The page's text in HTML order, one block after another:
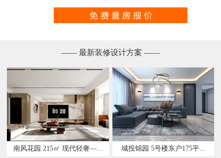
—— 最新装修设计方案 ——
南风花园 215㎡ 现代轻奢—... 城投锦园 5号楼东户175平...